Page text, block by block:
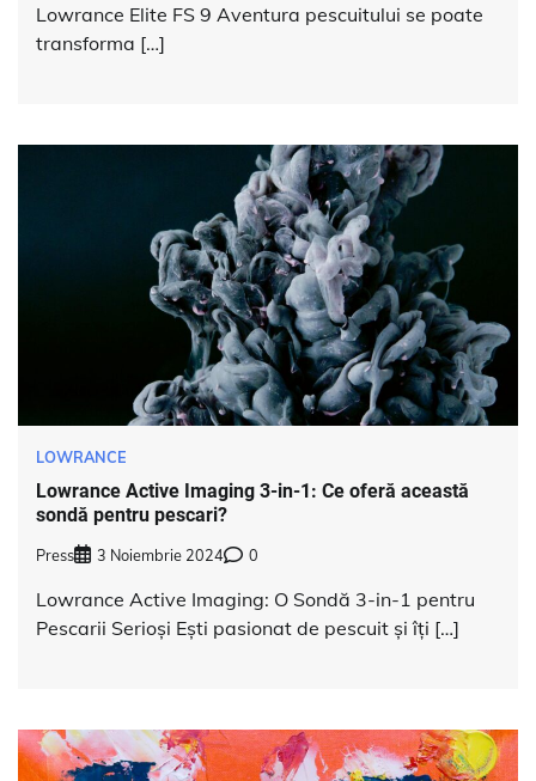
Lowrance Elite FS 9 Aventura pescuitului se poate
transforma […]
LOWRANCE
Lowrance Active Imaging 3-in-1: Ce oferă această
sondă pentru pescari?
Press 3 Noiembrie 2024 0
Lowrance Active Imaging: O Sondă 3-in-1 pentru
Pescarii Serioși Ești pasionat de pescuit și îți […]